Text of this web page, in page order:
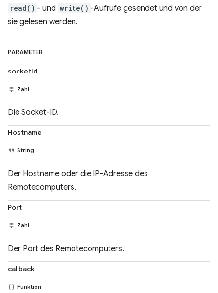
read() - und write() -Aufrufe gesendet und von der
sie gelesen werden.
PARAMETER
socketId
Zahl
Die Socket-ID.
Hostname
String
Der Hostname oder die IP-Adresse des
Remotecomputers.
Port
Zahl
Der Port des Remotecomputers.
callback
Funktion